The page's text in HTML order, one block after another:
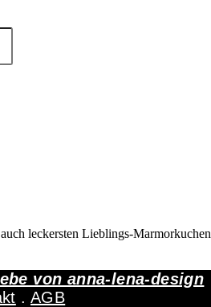
leckersten Lieblings-Marmorkuchen
von anna-lena-design
.AGB